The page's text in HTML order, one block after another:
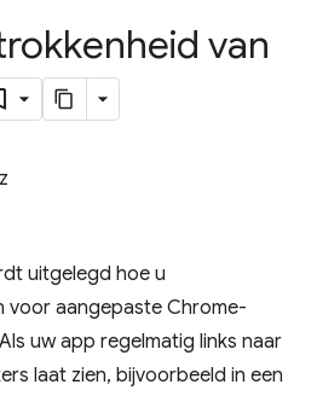
van
uitgelegd hoe u
voor aangepaste Chrome-
uw app regelmatig links naar
laat zien, bijvoorbeeld in een